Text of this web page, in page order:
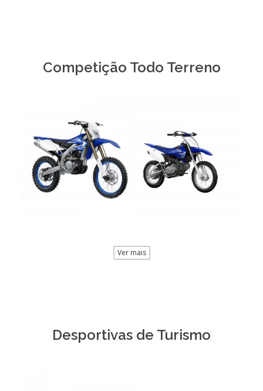
Competição Todo Terreno
Ver mais
Desportivas de Turismo